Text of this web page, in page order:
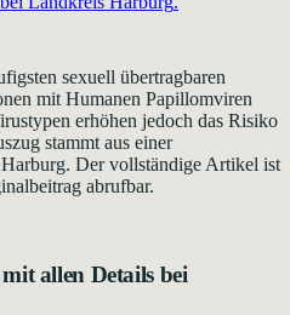
sexuell übertragbaren
mit Humanen Papillomviren
erhöhen jedoch das Risiko
stammt aus einer
Der vollständige Artikel ist
abrufbar.
allen Details bei